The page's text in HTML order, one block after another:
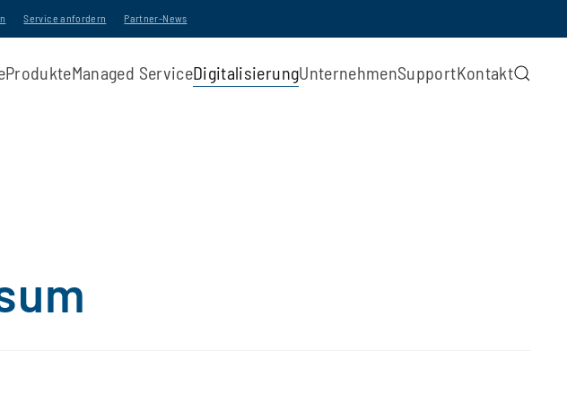
Service anfordern Partner-News
ProdukteManaged ServiceDigitalisierungUnternehmenSupportKontakt